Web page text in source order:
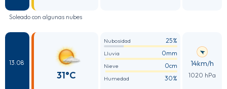
Soleado con algunas nubes
13.08
31°C
Nubosidad 25%
Lluvia 0mm
Nieve 0cm
Humedad 30%
14km/h
1020 hPa